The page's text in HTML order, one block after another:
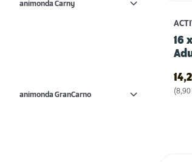
animonda Carny
animonda GranCarno
16
(8,90